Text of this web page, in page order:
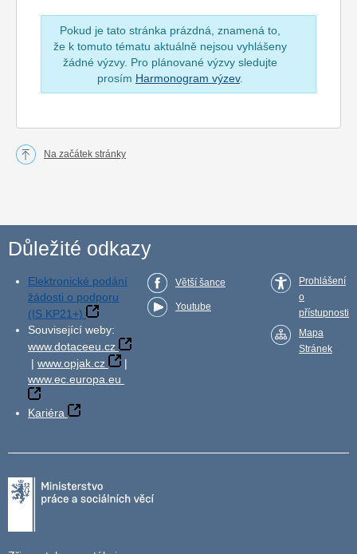
Pokud je tato stránka prázdná, znamená to,
že k tomuto tématu aktuálně nejsou vyhlášeny
žádné výzvy. Pro plánované výzvy sledujte
prosím Harmonogram výzev.
Na začátek stránky
Důležité odkazy
Elektronické podání
žádosti o podporu
(IS KP21+)
Související weby:
www.dotaceeu.cz
| www.opjak.cz
|
www.ec.europa.eu
Kariéra
Větší šance
Youtube
Prohlášení
o
přístupnosti
Mapa
Stránek